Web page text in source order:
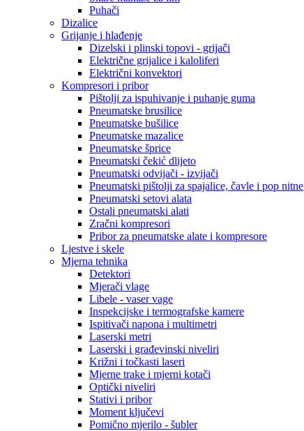
Puhači
Dizalice
Grijanje i hlađenje
Dizelski i plinski topovi - grijači
Električne grijalice i kaloliferi
Električni konvektori
Kompresori i pribor
Pištolji za ispuhivanje i puhanje guma
Pneumatske brusilice
Pneumatske bušilice
Pneumatske mazalice
Pneumatske šprice
Pneumatski čekić dlijeto
Pneumatski odvijači - izvijači
Pneumatski pištolji za spajalice, čavle i pop nitne
Pneumatski setovi alata
Ostali pneumatski alati
Zračni kompresori
Pribor za pneumatske alate i kompresore
Ljestve i skele
Mjerna tehnika
Detektori
Mjerači vlage
Libele - vaser vage
Inspekcijske i termografske kamere
Ispitivači napona i multimetri
Laserski metri
Laserski i građevinski niveliri
Križni i točkasti laseri
Mjerne trake i mjerni kotači
Optički niveliri
Stativi i pribor
Moment ključevi
Pomično mjerilo - šubler